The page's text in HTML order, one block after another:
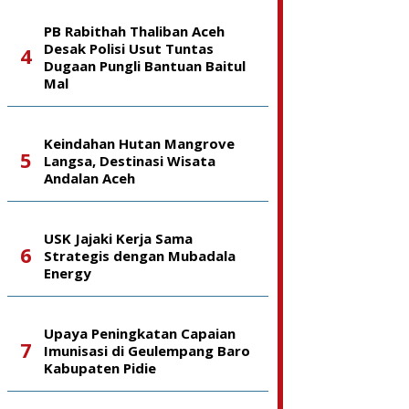
PB Rabithah Thaliban Aceh
Desak Polisi Usut Tuntas
Dugaan Pungli Bantuan Baitul
Mal
Keindahan Hutan Mangrove
Langsa, Destinasi Wisata
Andalan Aceh
USK Jajaki Kerja Sama
Strategis dengan Mubadala
Energy
Upaya Peningkatan Capaian
Imunisasi di Geulempang Baro
Kabupaten Pidie